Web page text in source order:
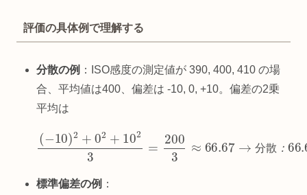
評価の具体例で理解する
分散の例 ：ISO感度の測定値が 390, 400, 410 の場
合、平均値は400、偏差は -10, 0, +10。偏差の2乗
平均は
分 散 ：
−10) + 02 + 1023 2003
66.67（ 位：
標準偏差の例 ：